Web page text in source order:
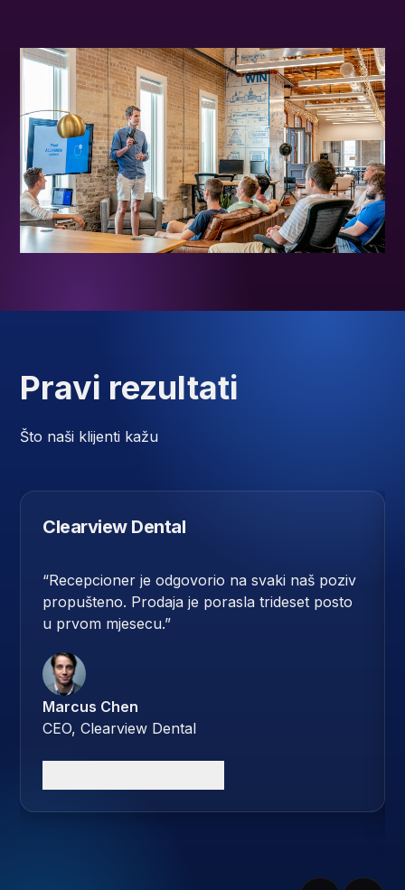
Pravi rezultati
Što naši klijenti kažu
Clearview Dental
“Recepcioner je odgovorio na svaki naš poziv
propušteno. Prodaja je porasla trideset posto
u prvom mjesecu.”
Marcus Chen
CEO, Clearview Dental